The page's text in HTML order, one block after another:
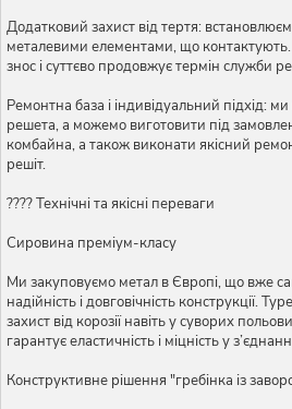
Додатковий захист від тертя:
металевими елементами, що
знос і суттєво продовжує термін служби
Ремонтна база і індивідуальний підхід:
решета, а можемо виготовити під
комбайна, а також виконати якісний
решіт.
???? Технічні та якісні переваги
Сировина преміум-класу
Ми закуповуємо метал в Європі, що вже
надійність і довговічність конструкції.
захист від корозії навіть у суворих
гарантує еластичність і міцність у
Конструктивне рішення "гребінка із